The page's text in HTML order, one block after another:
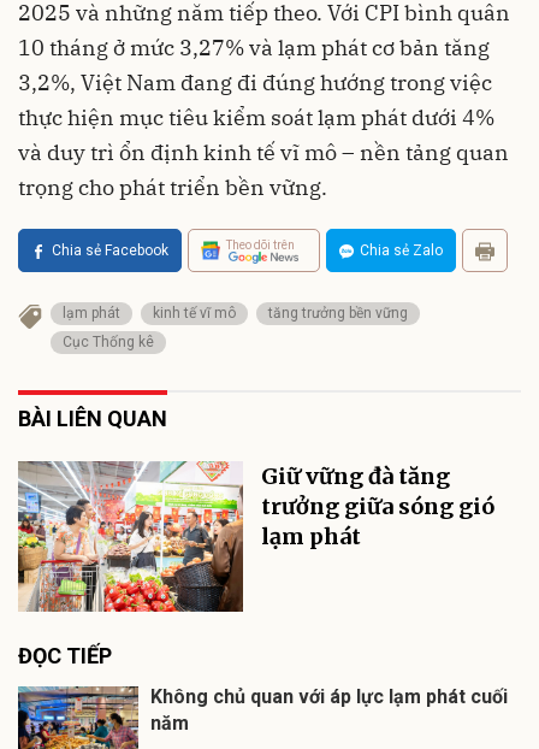
2025 và những năm tiếp theo. Với CPI bình quân
10 tháng ở mức 3,27% và lạm phát cơ bản tăng
3,2%, Việt Nam đang đi đúng hướng trong việc
thực hiện mục tiêu kiểm soát lạm phát dưới 4%
và duy trì ổn định kinh tế vĩ mô – nền tảng quan
trọng cho phát triển bền vững.
Chia sẻ Facebook Theo dõi trên Chia sẻ Zalo
lạm phát kinh tế vĩ mô
tăng trưởng bền vững
Cục Thống kê
BÀI LIÊN QUAN
Giữ vững đà tăng
trưởng giữa sóng gió
lạm phát
ĐỌC TIẾP
Không chủ quan với áp lực lạm phát cuối
năm